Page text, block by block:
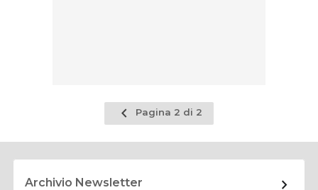
Pagina
precedente
Pagina 2 di 2
Archivio Newsletter